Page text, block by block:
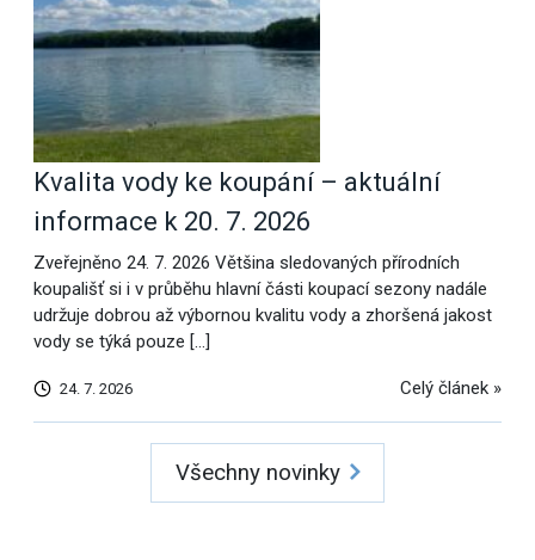
Kvalita vody ke koupání – aktuální
informace k 20. 7. 2026
Zveřejněno 24. 7. 2026 Většina sledovaných přírodních
koupališť si i v průběhu hlavní části koupací sezony nadále
udržuje dobrou až výbornou kvalitu vody a zhoršená jakost
vody se týká pouze […]
24. 7. 2026 Celý článek »
Všechny novinky